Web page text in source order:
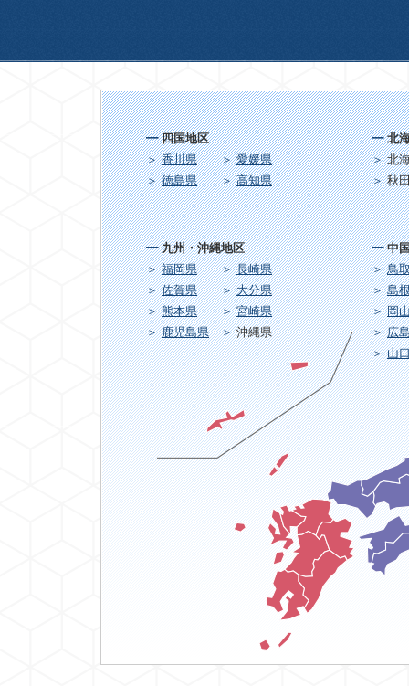
九州・沖縄地区
福岡県
長崎県
佐賀県
大分県
熊本県
宮崎県
鹿児島県
沖縄県
北
北
秋
中
鳥
島
岡
広
山
四国地区
香川県
愛媛県
徳島県
高知県